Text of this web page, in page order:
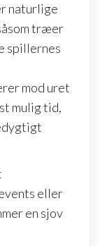
naturlige
træer
spillernes
mod uret
mulig tid,
eller
en sjov